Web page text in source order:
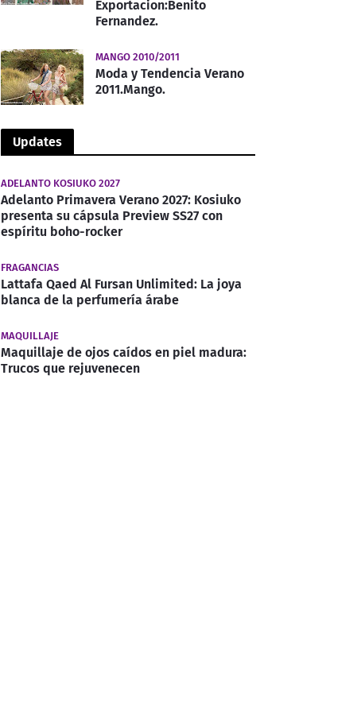
Exportacion:Benito
Fernandez.
MANGO 2010/2011
Moda y Tendencia Verano
2011.Mango.
Updates
ADELANTO KOSIUKO 2027
Adelanto Primavera Verano 2027: Kosiuko
presenta su cápsula Preview SS27 con
espíritu boho-rocker
FRAGANCIAS
Lattafa Qaed Al Fursan Unlimited: La joya
blanca de la perfumería árabe
MAQUILLAJE
Maquillaje de ojos caídos en piel madura:
Trucos que rejuvenecen